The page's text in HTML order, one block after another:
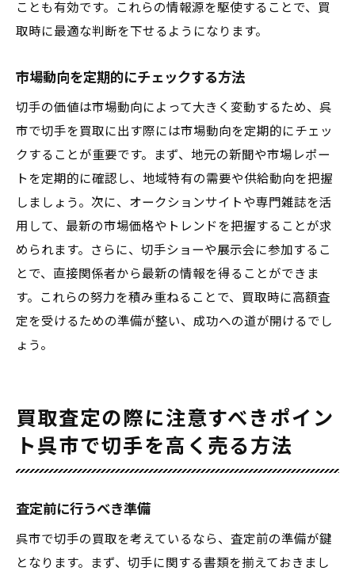
ことも有効です。これらの情報源を駆使することで、買
取時に最適な判断を下せるようになります。
市場動向を定期的にチェックする方法
切手の価値は市場動向によって大きく変動するため、呉
市で切手を買取に出す際には市場動向を定期的にチェッ
クすることが重要です。まず、地元の新聞や市場レポー
トを定期的に確認し、地域特有の需要や供給動向を把握
しましょう。次に、オークションサイトや専門雑誌を活
用して、最新の市場価格やトレンドを把握することが求
められます。さらに、切手ショーや展示会に参加するこ
とで、直接関係者から最新の情報を得ることができま
す。これらの努力を積み重ねることで、買取時に高額査
定を受けるための準備が整い、成功への道が開けるでし
ょう。
買取査定の際に注意すべきポイン
ト呉市で切手を高く売る方法
査定前に行うべき準備
呉市で切手の買取を考えているなら、査定前の準備が鍵
となります。まず、切手に関する書類を揃えておきまし